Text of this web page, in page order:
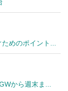
めのポイント...
から週末ま...